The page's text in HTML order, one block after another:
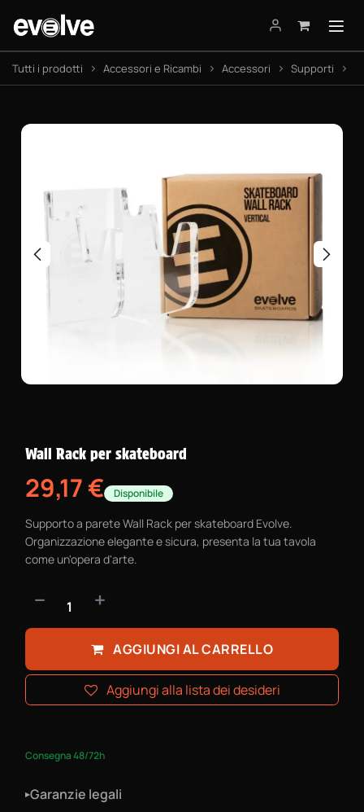
Tutti i prodotti Accessori e Ricambi Accessori Supporti
Wall Rack per skateboard
29,17€ Disponibile
Supporto a parete Wall Rack per skateboard Evolve.
Organizzazione elegante e sicura, presenta la tua tavola
come un'opera d'arte.
AGGIUNGI AL CARRELLO
Aggiungi alla lista dei desideri
Consegna 48/72h
▸Garanzie legali